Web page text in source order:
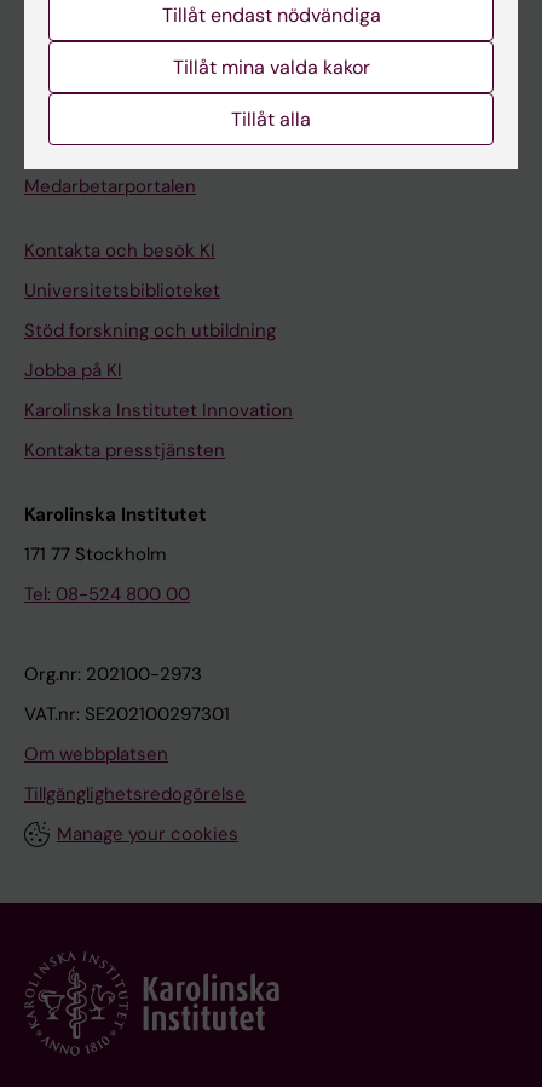
Kurs- och programwebbar
Medarbetare
Medarbetarportalen
Kontakta och besök KI
Universitetsbiblioteket
Stöd forskning och utbildning
Jobba på KI
Karolinska Institutet Innovation
Kontakta presstjänsten
Karolinska Institutet
171 77 Stockholm
Tel: 08-524 800 00
Org.nr: 202100-2973
VAT.nr: SE202100297301
Om webbplatsen
Tillgänglighetsredogörelse
Manage your cookies
Tillåt endast nödvändiga
Tillåt mina valda kakor
Tillåt alla